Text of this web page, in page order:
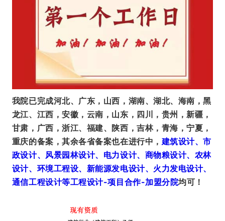
我院已完成河北、广东，山西，湖南、湖北、海南，黑
龙江、江西，安徽，云南，山东，四川，贵州，新疆，
甘肃，广西，浙江、福建、陕西，吉林，青海，宁夏，
重庆的备案，其余各省备案也在进行中， 建筑设计、市
政设计、风景园林设计、电力设计、商物粮设计、农林
设计、环境工程设、新能源发电设计、火力发电设计、
通信工程设计等工程设计-项目合作-加盟分院均可！